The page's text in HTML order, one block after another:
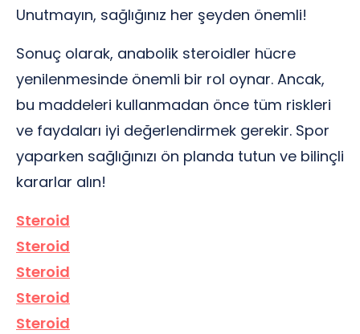
Unutmayın, sağlığınız her şeyden önemli!
Sonuç olarak, anabolik steroidler hücre
yenilenmesinde önemli bir rol oynar. Ancak,
bu maddeleri kullanmadan önce tüm riskleri
ve faydaları iyi değerlendirmek gerekir. Spor
yaparken sağlığınızı ön planda tutun ve bilinçli
kararlar alın!
Steroid
Steroid
Steroid
Steroid
Steroid